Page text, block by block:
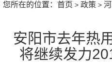
您所在的位置： 首页 > 政策 >
安阳市去年热
将继续发力